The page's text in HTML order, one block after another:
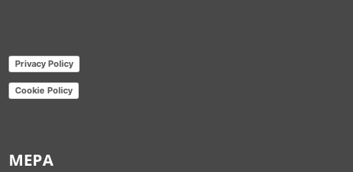
Privacy Policy
Cookie Policy
MEPA